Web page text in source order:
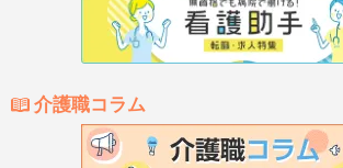
介護職コラム